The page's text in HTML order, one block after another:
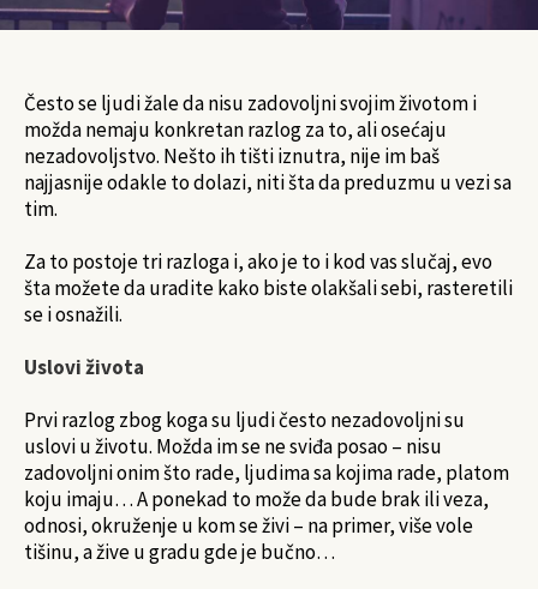
Često se ljudi žale da nisu zadovoljni svojim životom i
možda nemaju konkretan razlog za to, ali osećaju
nezadovoljstvo. Nešto ih tišti iznutra, nije im baš
najjasnije odakle to dolazi, niti šta da preduzmu u vezi sa
tim.
Za to postoje tri razloga i, ako je to i kod vas slučaj, evo
šta možete da uradite kako biste olakšali sebi, rasteretili
se i osnažili.
Uslovi života
Prvi razlog zbog koga su ljudi često nezadovoljni su
uslovi u životu. Možda im se ne sviđa posao – nisu
zadovoljni onim što rade, ljudima sa kojima rade, platom
koju imaju… A ponekad to može da bude brak ili veza,
odnosi, okruženje u kom se živi – na primer, više vole
tišinu, a žive u gradu gde je bučno…